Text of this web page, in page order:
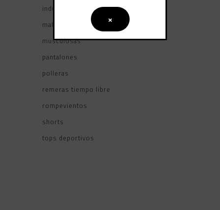
indumentaria niño
mallas
musculosas
pantalones
polleras
remeras tiempo libre
rompevientos
shorts
tops deportivos
×